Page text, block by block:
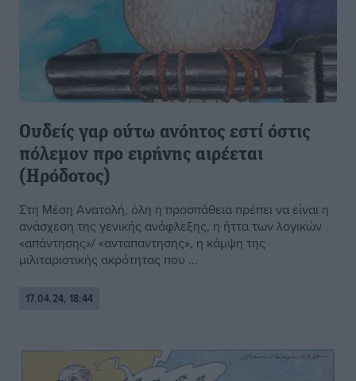
Ουδείς γαρ ούτω ανόητος εστί όστις
πόλεμον προ ειρήνης αιρέεται
(Ηρόδοτος)
Στη Μέση Ανατολή, όλη η προσπάθεια πρέπει να είναι η
ανάσχεση της γενικής ανάφλεξης, η ήττα των λογικών
«απάντησης»/ «ανταπαντησης», η κάμψη της
μιλιταριστικής ακρότητας που ...
17.04.24, 18:44